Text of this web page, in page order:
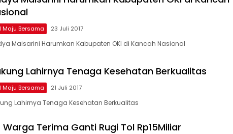
Maju Bersama 23 Juli 2017
Maisarini Harumkan Kabupaten OKI di Kancah Nasional
Lahirnya Tenaga Kesehatan Berkualitas
Maju Bersama 21 Juli 2017
Lahirnya Tenaga Kesehatan Berkualitas
Warga Terima Ganti Rugi Tol Rp15Miliar